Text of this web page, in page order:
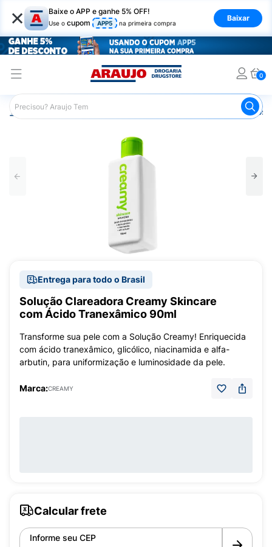
× Baixe o APP e ganhe 5% OFF!
Use o cupom APP5 na primeira compra
Baixar
0
Araujo Dermocosméticos Dermocosméticos para o
Entrega para todo o Brasil
Solução Clareadora Creamy Skincare
com Ácido Tranexâmico 90ml
Transforme sua pele com a Solução Creamy! Enriquecida
com ácido tranexâmico, glicólico, niacinamida e alfa-
arbutin, para uniformização e luminosidade da pele.
Marca:CREAMY
Calcular frete
Informe seu CEP